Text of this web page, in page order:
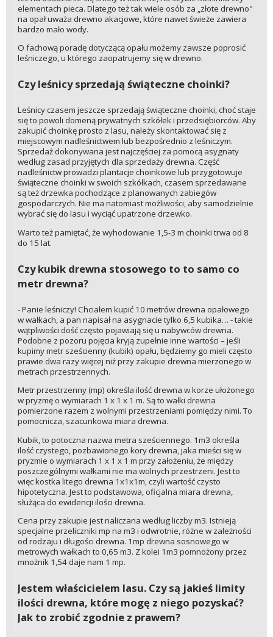
elementach pieca. Dlatego też tak wiele osób za „złote drewno"
na opał uważa drewno akacjowe, które nawet świeże zawiera
bardzo mało wody.
O fachową poradę dotyczącą opału możemy zawsze poprosić
leśniczego, u którego zaopatrujemy się w drewno.
Czy leśnicy sprzedają świąteczne choinki?
Leśnicy czasem jeszcze sprzedają świąteczne choinki, choć staje
się to powoli domeną prywatnych szkółek i przedsiębiorców. Aby
zakupić choinkę prosto z lasu, należy skontaktować się z
miejscowym nadleśnictwem lub bezpośrednio z leśniczym.
Sprzedaż dokonywana jest najczęściej za pomocą asygnaty
według zasad przyjętych dla sprzedaży drewna. Część
nadleśnictw prowadzi plantacje choinkowe lub przygotowuje
świąteczne choinki w swoich szkółkach, czasem sprzedawane
są też drzewka pochodzące z planowanych zabiegów
gospodarczych. Nie ma natomiast możliwości, aby samodzielnie
wybrać się do lasu i wyciąć upatrzone drzewko.
Warto też pamiętać, że wyhodowanie 1,5-3 m choinki trwa od 8
do 15 lat.
Czy kubik drewna stosowego to to samo co
metr drewna?
- Panie leśniczy! Chciałem kupić 10 metrów drewna opałowego
w wałkach, a pan napisał na asygnacie tylko 6,5 kubika… - takie
wątpliwości dość często pojawiają się u nabywców drewna.
Podobne z pozoru pojęcia kryją zupełnie inne wartości – jeśli
kupimy metr sześcienny (kubik) opału, będziemy go mieli często
prawie dwa razy więcej niż przy zakupie drewna mierzonego w
metrach przestrzennych.
Metr przestrzenny (mp) określa ilość drewna w korze ułożonego
w pryzmę o wymiarach 1 x 1 x 1 m. Są to wałki drewna
pomierzone razem z wolnymi przestrzeniami pomiędzy nimi. To
pomocnicza, szacunkowa miara drewna.
Kubik, to potoczna nazwa metra sześciennego. 1m3 określa
ilość czystego, pozbawionego kory drewna, jaka mieści się w
pryzmie o wymiarach 1 x 1 x 1 m przy założeniu, że między
poszczególnymi wałkami nie ma wolnych przestrzeni. Jest to
więc kostka litego drewna 1x1x1m, czyli wartość czysto
hipotetyczna. Jest to podstawowa, oficjalna miara drewna,
służąca do ewidencji ilości drewna.
Cena przy zakupie jest naliczana według liczby m3. Istnieją
specjalne przeliczniki mp na m3 i odwrotnie, różne w zależności
od rodzaju i długości drewna. 1mp drewna sosnowego w
metrowych wałkach to 0,65 m3. Z kolei 1m3 pomnożony przez
mnożnik 1,54 daje nam 1 mp.
Jestem właścicielem lasu. Czy są jakieś limity
ilości drewna, które mogę z niego pozyskać?
Jak to zrobić zgodnie z prawem?